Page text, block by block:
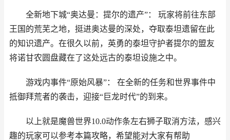
全新地下城“奥达曼：提尔的遗产”： 玩家将前往东部
王国的荒芜之地，挺进奥达曼的深处，夺取泰坦遗留在此
的知识遗产。在很久以前，英勇的泰坦守护者提尔的盟友
将诺甘农圆盘藏在了这处远古的泰坦设施之中。
游戏内事件“原始风暴”： 在全新的任务和世界事件中
抵御拜荒者的袭击，迎接“巨龙时代”的到来。
以上就是魔兽世界10.0动作条左右狮子取消方法，感兴
趣的玩家可以参考本篇攻略，希望能对大家有帮助